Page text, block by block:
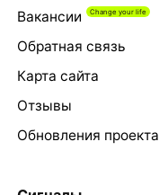
Вакансии
Обратная связь
Карта сайта
Отзывы
Обновления проекта